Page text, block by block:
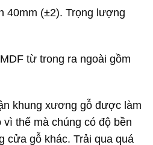
40mm (±2). Trọng lượng
từ trong ra ngoài gồm
khung xương gỗ được làm
thế mà chúng có độ bền
cửa gỗ khác. Trải qua quá